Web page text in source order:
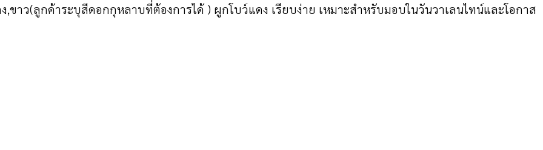
าว(ลูกค้าระบุสีดอกกุหลาบที่ต้องการได้ ) ผูกโบว์แดง เรียบง่าย เหมาะสำหรับมอบในวันวาเลนไทน์และโอกาส